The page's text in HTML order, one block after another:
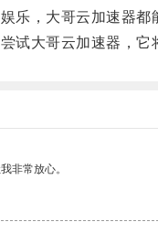
，大哥云加速器都
大哥云加速器，它
非常放心。